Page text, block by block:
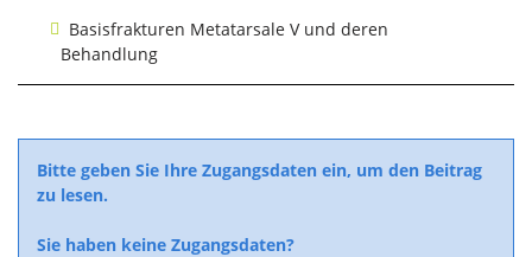
Basisfrakturen Metatarsale V und deren
Behandlung
Bitte geben Sie Ihre Zugangsdaten ein, um den Beitrag
zu lesen.
Sie haben keine Zugangsdaten?